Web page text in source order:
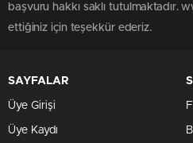
başvuru hakkı saklı tutulmaktadır.
ettiğiniz için teşekkür ederiz.
SAYFALAR
Üye Girişi
Üye Kaydı